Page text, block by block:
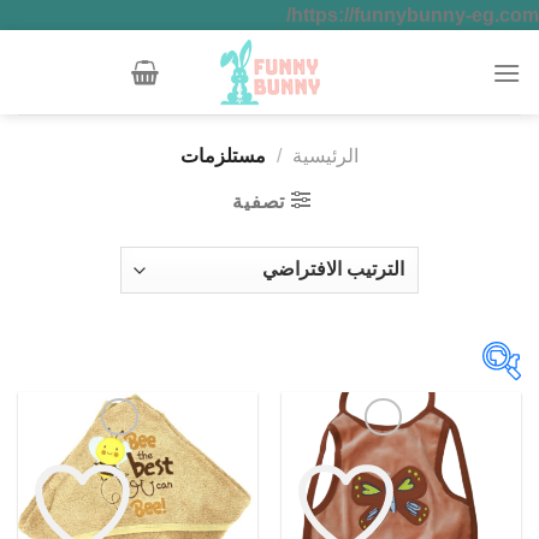
https://funnybunny-eg.com/ تخطي
للمحتوى
الرئيسية / مستلزمات
تصفية
نوع المنتج
(1)
أبيض(16)